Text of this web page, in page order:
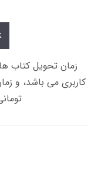
تومانی حداکثر